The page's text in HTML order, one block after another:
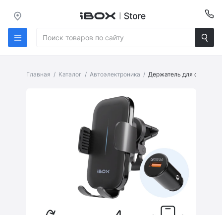
Главная Каталог Автоэлектроника Держатель для
Страница товара